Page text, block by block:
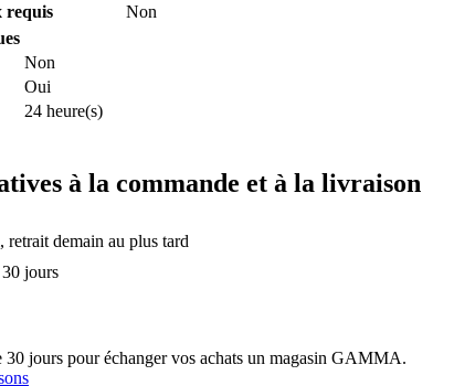
requis
Non
Non
Oui
24 heure(s)
à la commande et à la livraison
demain au plus tard
jours
30 jours pour échanger vos achats un magasin GAMMA.